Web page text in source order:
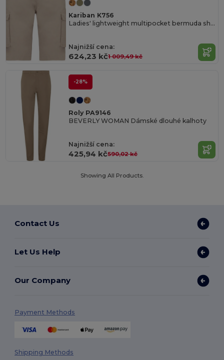
Kariban K756
Ladies' lightweight multipocket bermuda shorts
Najnižší cena:
624,23 kč1 009,49 kč
-28%
Roly PA9146
BEVERLY WOMAN Dámské dlouhé kalhoty
Najnižší cena:
425,94 kč590,02 kč
Showing All Products.
Contact Us
Let Us Help
Our Company
Payment Methods
Shipping Methods